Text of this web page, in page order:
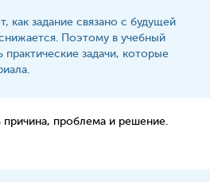
как задание связано с будущей
Поэтому в учебный
практические задачи, которые
причина, проблема и решение.